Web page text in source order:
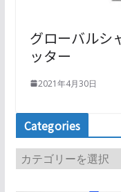
グローバルシ
ッター
2021年4月30日
Categories
a